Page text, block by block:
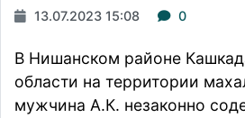
13.07.2023 15:08 0
В Нишанском районе
области на территории
мужчина А.К. незаконно